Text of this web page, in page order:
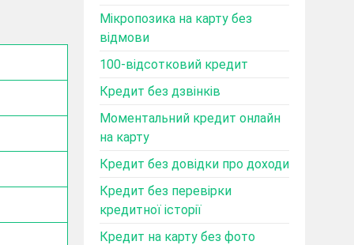
Мікропозика на карту без
відмови
100-відсотковий кредит
Кредит без дзвінків
Моментальний кредит онлайн
на карту
Кредит без довідки про доходи
Кредит без перевірки
кредитної історії
Кредит на карту без фото